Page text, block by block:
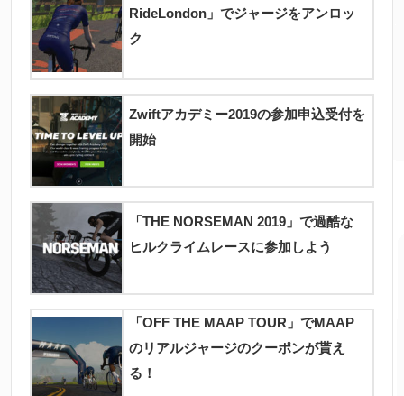
RideLondon」でジャージをアンロッ
ク
Zwiftアカデミー2019の参加申込受付を
開始
「THE NORSEMAN 2019」で過酷な
ヒルクライムレースに参加しよう
「OFF THE MAAP TOUR」でMAAP
のリアルジャージのクーポンが貰え
る！